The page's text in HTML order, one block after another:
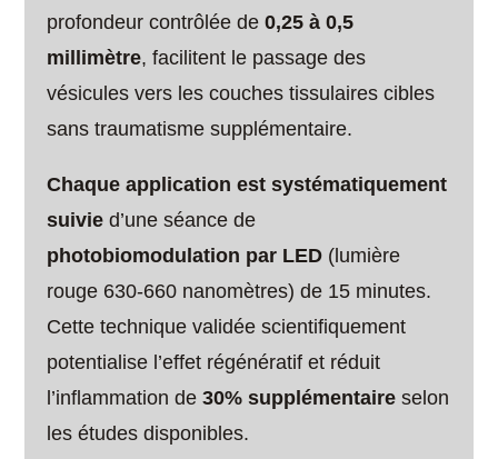
profondeur contrôlée de0,25 à 0,5
millimètre, facilitent le passage des
vésicules vers les couches tissulaires cibles
sans traumatisme supplémentaire.
Chaque application est systématiquement
suivie d’une séance de
photobiomodulation par LED (lumière
rouge 630-660 nanomètres) de 15 minutes.
Cette technique validée scientifiquement
potentialise l’effet régénératif et réduit
l’inflammation de30% supplémentaire selon
les études disponibles.